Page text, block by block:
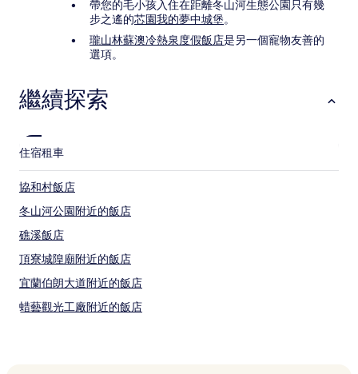
帶您的毛小孩入住在距離冬山河生態公園只有幾
步之遙的芯園我的夢中城堡。
瓏山林蘇澳冷熱泉度假飯店是另一個寵物友善的
選項。
繼續探索
住宿租車
協和村飯店
冬山河公園附近的飯店
礁溪飯店
頂寮城隍廟附近的飯店
宜蘭伯朗大道附近的飯店
蜡藝觀光工廠附近的飯店